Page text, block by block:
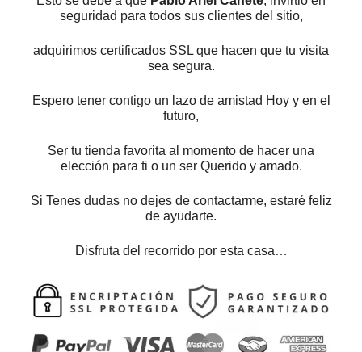
seguridad para todos sus clientes del sitio,
adquirimos certificados SSL que hacen que tu visita
sea segura.
Espero tener contigo un lazo de amistad Hoy y en el
futuro,
Ser tu tienda favorita al momento de hacer una
elección para ti o un ser Querido y amado.
Si Tenes dudas no dejes de contactarme, estaré feliz
de ayudarte.
Disfruta del recorrido por esta casa…